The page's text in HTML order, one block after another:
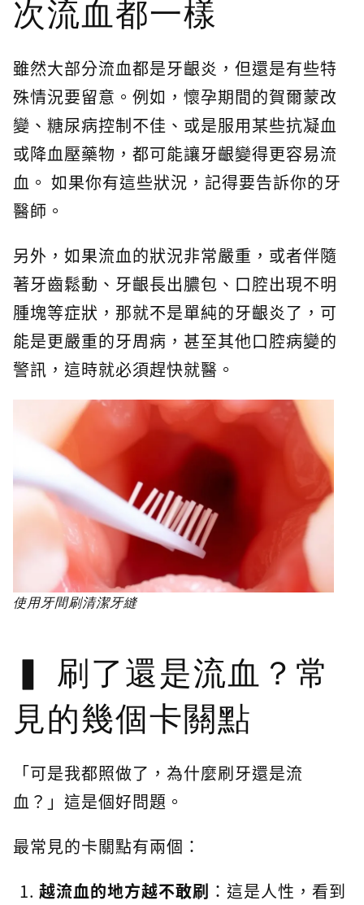
次流血都一樣
雖然大部分流血都是牙齦炎，但還是有些特
殊情況要留意。例如，懷孕期間的賀爾蒙改
變、糖尿病控制不佳、或是服用某些抗凝血
或降血壓藥物，都可能讓牙齦變得更容易流
血。 如果你有這些狀況，記得要告訴你的牙
醫師。
另外，如果流血的狀況非常嚴重，或者伴隨
著牙齒鬆動、牙齦長出膿包、口腔出現不明
腫塊等症狀，那就不是單純的牙齦炎了，可
能是更嚴重的牙周病，甚至其他口腔病變的
警訊，這時就必須趕快就醫。
使用牙間刷清潔牙縫
刷了還是流血？常
見的幾個卡關點
「可是我都照做了，為什麼刷牙還是流
血？」這是個好問題。
最常見的卡關點有兩個：
越流血的地方越不敢刷 ：這是人性，看到